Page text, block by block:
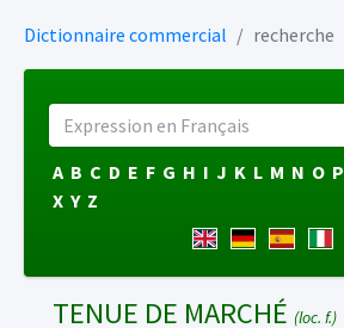
Dictionnaire commercial recherche
A B C D E F G H I J K L M N O P
X Y Z
TENUE DE MARCHÉ (loc. f.)